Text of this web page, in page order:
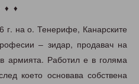
♦ ♦
г. на о. Тенерифе, Канарските
– зидар, продавач на
армията. Работил е в голяма
което основава собствена